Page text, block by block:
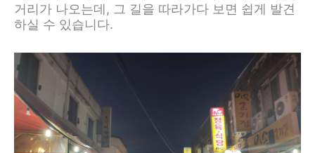
거리가 나오는데, 그 길을 따라가다 보면 쉽게 발견
하실 수 있습니다.